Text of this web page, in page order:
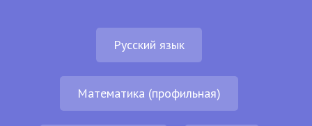
Русский язык
Математика (профильная)